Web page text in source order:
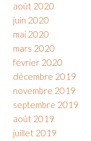
août 2020
juin 2020
mai 2020
mars 2020
février 2020
décembre 2019
novembre 2019
septembre 2019
août 2019
juillet 2019